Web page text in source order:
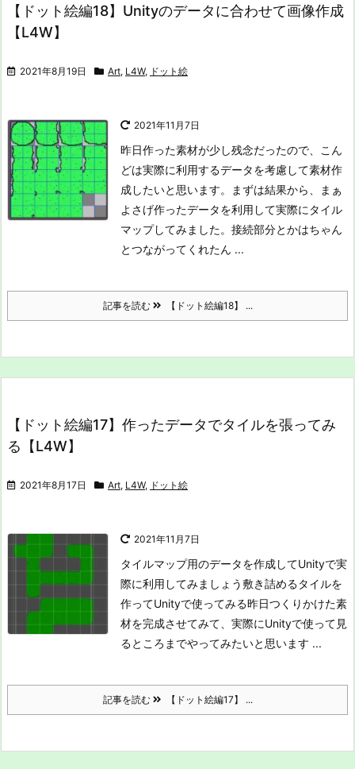
【ドット絵編18】Unityのデータに合わせて画像作成
【L4W】
2021年8月19日 Art, L4W, ドット絵
2021年11月7日
昨日作った素材が少し残念だったので、こん
どは実際に利用するデータを考慮して素材作
成したいと思います。
まずは結果から、まぁ
よさげ作ったデータを利用して実際にタイル
マップしてみました。接続部分とかはちゃん
とつながってくれたん ...
記事を読む 【ドット絵編18】 ...
【ドット絵編17】作ったデータでタイルを張ってみ
る【L4W】
2021年8月17日 Art, L4W, ドット絵
2021年11月7日
タイルマップ用のデータを作成してUnityで実
際に利用してみましょう敷き詰めるタイルを
作ってUnityで使ってみる昨日つくりかけた素
材を完成させてみて、実際にUnityで使って見
るところまでやってみたいと思います ...
記事を読む 【ドット絵編17】 ...